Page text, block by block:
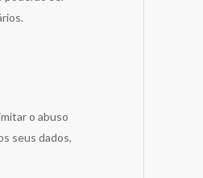
o abuso
seus dados,